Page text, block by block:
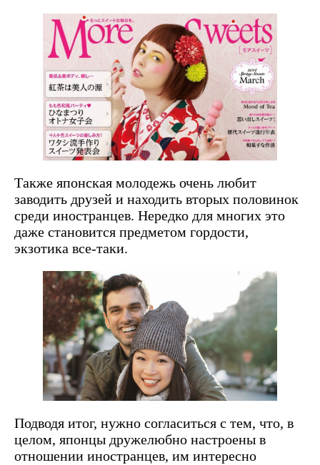
Также японская молодежь очень любит
заводить друзей и находить вторых половинок
среди иностранцев. Нередко для многих это
даже становится предметом гордости,
экзотика все-таки.
Подводя итог, нужно согласиться с тем, что, в
целом, японцы дружелюбно настроены в
отношении иностранцев, им интересно